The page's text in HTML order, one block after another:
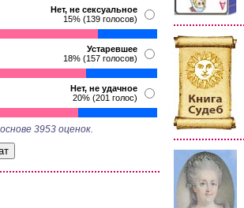
Нет, не сексуальное
15% (139 голосов)
Устаревшее
18% (157 голосов)
Нет, не удачное
20% (201 голос)
3953 оценок.